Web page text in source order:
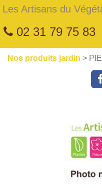
Les Artisans du
02 31 79 75 83
Nos produits jardin >